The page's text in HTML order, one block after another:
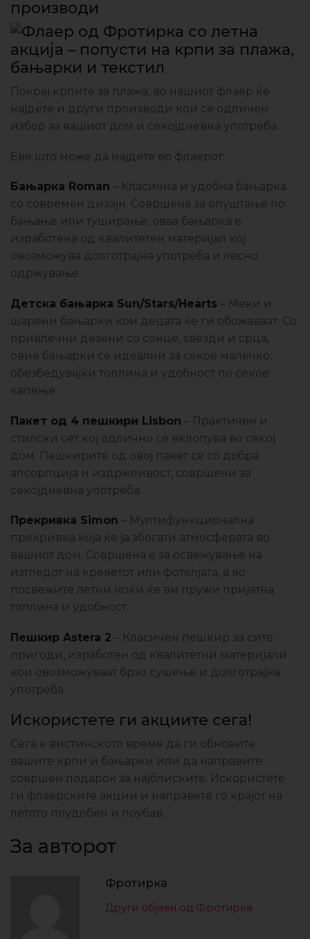
производи
Покрај крпите за плажа, во нашиот флаер ќе
најдете и други производи кои се одличен
избор за вашиот дом и секојдневна употреба.
Еве што може да најдете во флаерот:
Бањарка Roman – Класична и удобна бањарка
со современ дизајн. Совршена за опуштање по
бањање или туширање, оваа бањарка е
изработена од квалитетен материјал кој
овозможува долготрајна употреба и лесно
одржување.
Детска бањарка Sun/Stars/Hearts – Меки и
шарени бањарки кои децата ќе ги обожаваат. Со
привлечни дезени со сонце, ѕвезди и срца,
овие бањарки се идеални за секое малечко,
обезбедувајќи топлина и удобност по секое
капење.
Пакет од 4 пешкири Lisbon – Практичен и
стилски сет кој одлично се вклопува во секој
дом. Пешкирите од овој пакет се со добра
апсорпција и издржливост, совршени за
секојдневна употреба.
Прекривка Simon – Мултифункционална
прекривка која ќе ја збогати атмосферата во
вашиот дом. Совршена е за освежување на
изгледот на креветот или фотелјата, а во
посвежите летни ноќи ќе ви пружи пријатна
топлина и удобност.
Пешкир Astera 2 – Класичен пешкир за сите
пригоди, изработен од квалитетни материјали
кои овозможуваат брзо сушење и долготрајна
употреба.
Искористете ги акциите сега!
Сега е вистинското време да ги обновите
вашите крпи и бањарки или да направите
совршен подарок за најблиските. Искористете
ги флаерските акции и направете го крајот на
летото поудобен и поубав.
За авторот
Фротирка
Други објави од Фротирка